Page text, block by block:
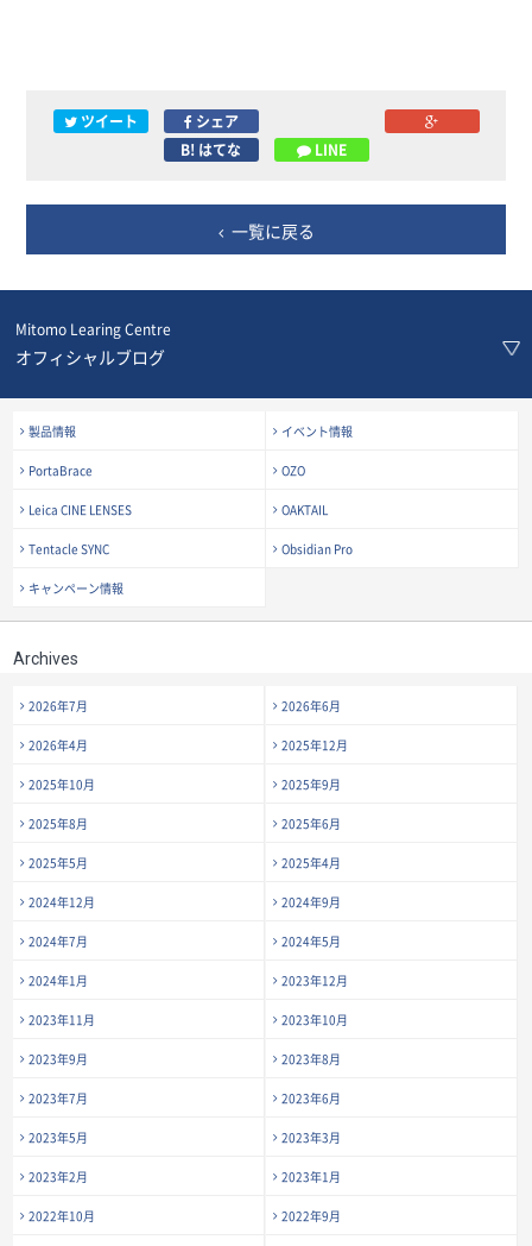
ツイート
シェア
B! はてな
LINE
一覧に戻る
Mitomo Learing Centre
オフィシャルブログ
製品情報 イベント情報
PortaBrace OZO
Leica CINE LENSES OAKTAIL
Tentacle SYNC Obsidian Pro
キャンペーン情報
Archives
2026年7月 2026年6月
2026年4月 2025年12月
2025年10月 2025年9月
2025年8月 2025年6月
2025年5月 2025年4月
2024年12月 2024年9月
2024年7月 2024年5月
2024年1月 2023年12月
2023年11月 2023年10月
2023年9月 2023年8月
2023年7月 2023年6月
2023年5月 2023年3月
2023年2月 2023年1月
2022年10月 2022年9月